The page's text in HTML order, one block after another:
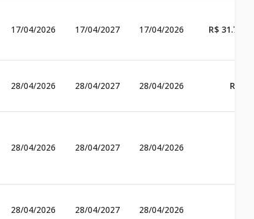
17/04/2026 17/04/2027 17/04/2026 R$
28/04/2026 28/04/2027 28/04/2026 R$
28/04/2026 28/04/2027 28/04/2026
28/04/2026 28/04/2027 28/04/2026